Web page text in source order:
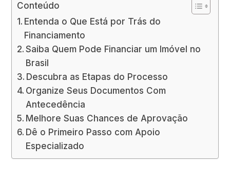
Conteúdo
Entenda o Que Está por Trás do
Financiamento
Saiba Quem Pode Financiar um Imóvel no
Brasil
Descubra as Etapas do Processo
Organize Seus Documentos Com
Antecedência
Melhore Suas Chances de Aprovação
Dê o Primeiro Passo com Apoio
Especializado